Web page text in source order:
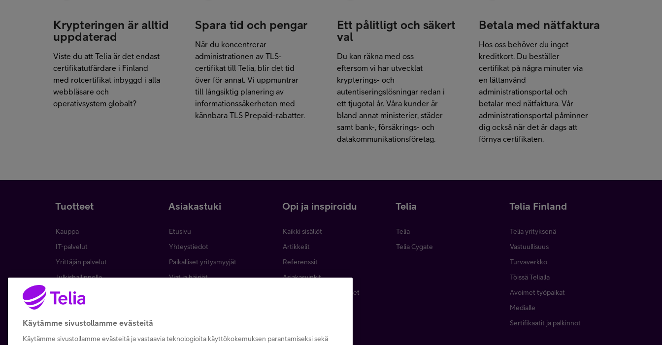
Krypteringen är alltid
uppdaterad
Viste du att Telia är det endast
certifikatutfärdare i Finland
med rotcertifikat inbyggd i alla
webbläsare och
operativsystem globalt?
Spara tid och pengar
När du koncentrerar
administrationen av TLS-
certifikat till Telia, blir det tid
över för annat. Vi uppmuntrar
till långsiktig planering av
informationssäkerheten med
kännbara TLS Prepaid-rabatter.
Ett pålitligt och säkert
val
Du kan räkna med oss
eftersom vi har utvecklat
krypterings- och
autentiseringslösningar redan i
ett tjugotal år. Våra kunder är
bland annat ministerier, städer
samt bank-, försäkrings- och
datakommunikationsföretag.
Betala med nätfaktura
Hos oss behöver du inget
kreditkort. Du beställer
certifikat på några minuter via
en lättanvänd
administrationsportal och
betalar med nätfaktura. Vår
administrationsportal påminner
dig också när det är dags att
förnya certifikaten.
Tuotteet
Kauppa
IT-palvelut
Yrittäjän palvelut
Julkishallinnolle
Wholesale
Business
5G yrityksille
Microsoft 365
Asiakastuki
Etusivu
Yhteystiedot
Paikalliset yritysmyyjät
Viat ja häiriöt
Opi ja inspiroidu
Kaikki sisällöt
Artikkelit
Referenssit
Asiakasvinkit
Webinaarit ja koulutukset
Tapahtumat
Telia
Telia
Telia Cygate
Telia Finland
Telia yrityksenä
Vastuullisuus
Turvaverkko
Töissä Telialla
Avoimet työpaikat
Medialle
Sertifikaatit ja palkinnot
Käytämme sivustollamme evästeitä
Käytämme sivustollamme evästeitä ja vastaavia teknologioita käyttökokemuksen parantamiseksi sekä